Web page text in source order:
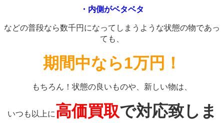
・内側がベタベタ
などの普段なら数千円になってしまうような状態の物であっ
ても、
期間中なら1万円！
もちろん！状態の良いものや、新しい物は、
いつも以上に高価買取で対応致しま